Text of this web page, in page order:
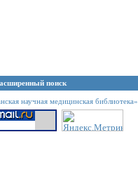
поиск
научная медицинская библиотека»